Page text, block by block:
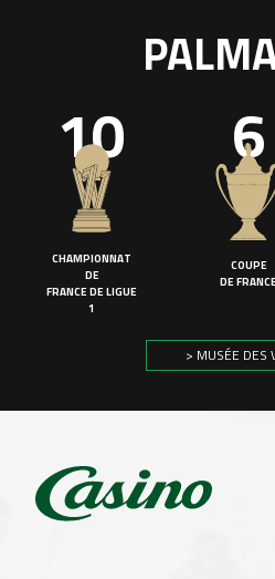
10
CHAMPIONNAT
DE
FRANCE DE LIGUE
1
6
COUPE
DE
> MUSÉE DES